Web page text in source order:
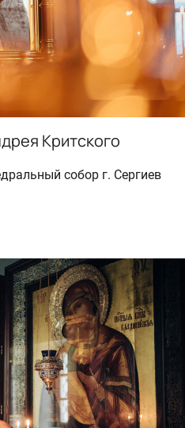
Критского
собор г. Сергиев